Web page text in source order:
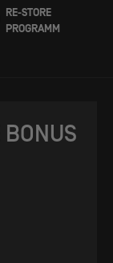
RE-STORE
PROGRAMM
BONUS